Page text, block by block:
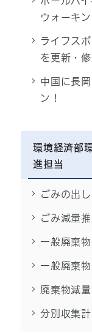
ウォーキ
ライフス
を更新・
中国に長
ン！
環境経済部
進担当
ごみの出
ごみ減量
一般廃棄
一般廃棄
廃棄物減
分別収集